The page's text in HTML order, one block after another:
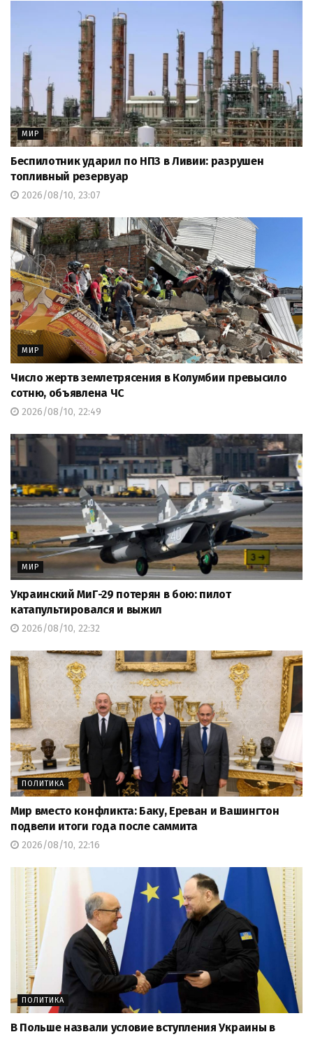
МИР
Беспилотник ударил по НПЗ в Ливии: разрушен
топливный резервуар
2026/08/10, 23:07
МИР
Число жертв землетрясения в Колумбии превысило
сотню, объявлена ЧС
2026/08/10, 22:49
МИР
Украинский МиГ-29 потерян в бою: пилот
катапультировался и выжил
2026/08/10, 22:32
ПОЛИТИКА
Мир вместо конфликта: Баку, Ереван и Вашингтон
подвели итоги года после саммита
2026/08/10, 22:16
ПОЛИТИКА
В Польше назвали условие вступления Украины в